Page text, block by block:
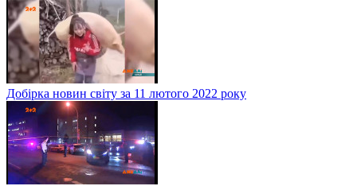
Добірка новин світу за 11 лютого 2022 року